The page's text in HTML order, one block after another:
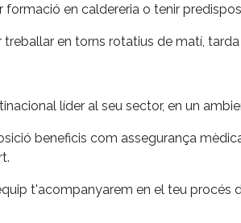
formació en caldereria o tenir
en torns rotatius de matí, tarda
líder al seu sector, en un
beneficis com assegurança
t'acompanyarem en el teu procés